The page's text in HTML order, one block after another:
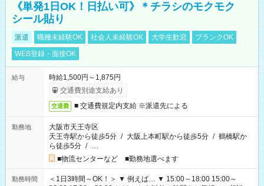
《単発1日OK！日払い可》＊チラシのモクモク
シール貼り
派遣 職種未経験OK 社会人未経験OK 大学生歓迎
ブランクOK
WEB登録・面接OK
給与
時給1,500円～1,875円
交通費別途支給あり
交通費 ■ 交通費規定内支給 ※派遣先による
勤務地
大阪市天王寺区
天王寺駅から徒歩5分 / 大阪上本町駅から徒歩5分 / 鶴橋駅か
ら徒歩5分 / …
■物流センターなど ■勤務地選べます
勤務時間
＜1日3時間～OK！＞ ▼ 例えば… ▼ 15:00～18:00 15:00～